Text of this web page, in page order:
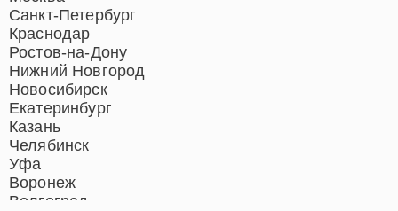
Санкт-Петербург
Краснодар
Ростов-на-Дону
Нижний Новгород
Новосибирск
Екатеринбург
Казань
Челябинск
Уфа
Воронеж
Волгоград